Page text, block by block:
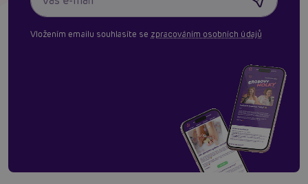
Vložením emailu souhlasíte se zpracováním osobních údajů